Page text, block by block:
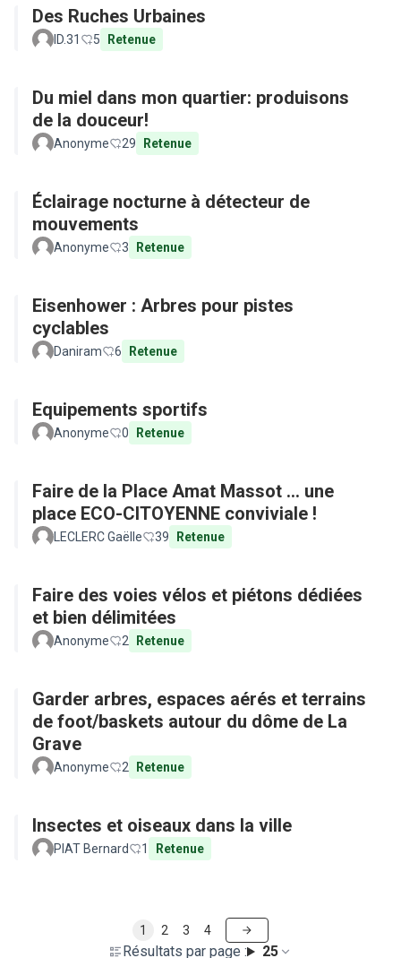
Des Ruches Urbaines
ID.31 5 Retenue
Du miel dans mon quartier: produisons
de la douceur!
Anonyme 29 Retenue
Éclairage nocturne à détecteur de
mouvements
Anonyme 3 Retenue
Eisenhower : Arbres pour pistes
cyclables
Daniram 6 Retenue
Equipements sportifs
Anonyme 0 Retenue
Faire de la Place Amat Massot ... une
place ECO-CITOYENNE conviviale !
LECLERC Gaëlle 39 Retenue
Faire des voies vélos et piétons dédiées
et bien délimitées
Anonyme 2 Retenue
Garder arbres, espaces aérés et terrains
de foot/baskets autour du dôme de La
Grave
Anonyme 2 Retenue
Insectes et oiseaux dans la ville
PIAT Bernard 1 Retenue
Résultats par page : 25
1 2 3 4